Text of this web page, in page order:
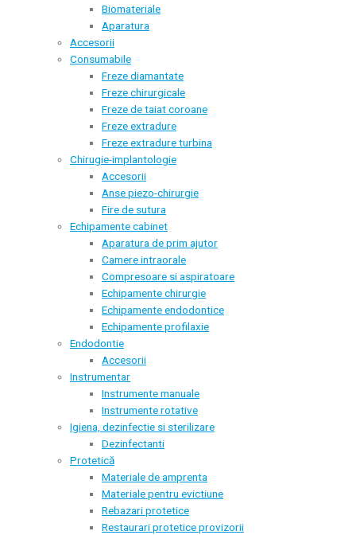
Biomateriale
Aparatura
Accesorii
Consumabile
Freze diamantate
Freze chirurgicale
Freze de taiat coroane
Freze extradure
Freze extradure turbina
Chirugie-implantologie
Accesorii
Anse piezo-chirurgie
Fire de sutura
Echipamente cabinet
Aparatura de prim ajutor
Camere intraorale
Compresoare si aspiratoare
Echipamente chirurgie
Echipamente endodontice
Echipamente profilaxie
Endodontie
Accesorii
Instrumentar
Instrumente manuale
Instrumente rotative
Igiena, dezinfectie si sterilizare
Dezinfectanti
Protetică
Materiale de amprenta
Materiale pentru evictiune
Rebazari protetice
Restaurari protetice provizorii